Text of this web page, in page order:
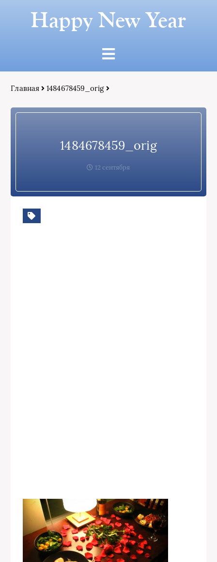
Happy New Year
Главная 1484678459_orig
1484678459_orig
12 сентября